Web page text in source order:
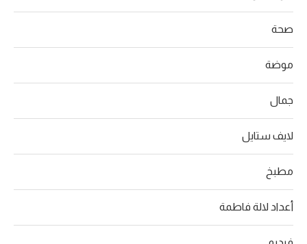
صحة
موضة
جمال
لايف ستايل
مطبخ
أعداد لالة فاطمة